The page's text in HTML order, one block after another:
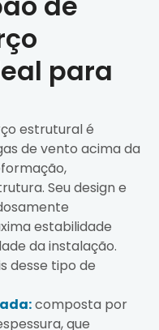
para
estrutural é
de vento acima da
Seu design e
estabilidade
da instalação.
desse tipo de
composta por
que